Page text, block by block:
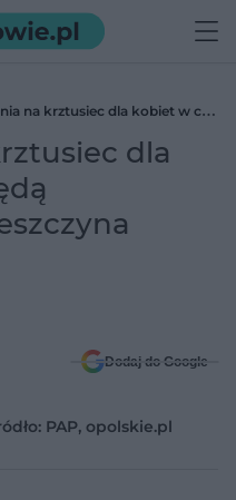
na krztusiec dla kobiet w ciąży
datę
dla
Dodaj do Google
PAP, opolskie.pl